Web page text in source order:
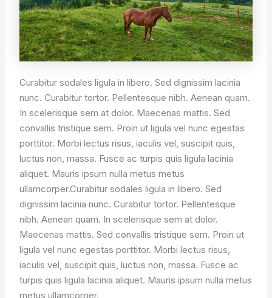
Curabitur sodales ligula in libero. Sed dignissim lacinia
nunc. Curabitur tortor. Pellentesque nibh. Aenean quam.
In scelerisque sem at dolor. Maecenas mattis. Sed
convallis tristique sem. Proin ut ligula vel nunc egestas
porttitor. Morbi lectus risus, iaculis vel, suscipit quis,
luctus non, massa. Fusce ac turpis quis ligula lacinia
aliquet. Mauris ipsum nulla metus metus
ullamcorper.Curabitur sodales ligula in libero. Sed
dignissim lacinia nunc. Curabitur tortor. Pellentesque
nibh. Aenean quam. In scelerisque sem at dolor.
Maecenas mattis. Sed convallis tristique sem. Proin ut
ligula vel nunc egestas porttitor. Morbi lectus risus,
iaculis vel, suscipit quis, luctus non, massa. Fusce ac
turpis quis ligula lacinia aliquet. Mauris ipsum nulla metus
metus ullamcorper.